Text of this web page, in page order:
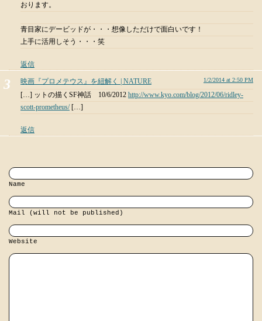
おります。
青目家にデービッドが・・・想像しただけで面白いです！
上手に活用しそう・・・笑
返信
映画『プロメテウス』を紐解く | NATURE 1/2/2014 at 2:50 PM
[…] ットの描くSF神話 10/6/2012 http://www.kyo.com/blog/2012/06/ridley-
scott-prometheus/[…]
返信
Name
Mail (will not be published)
Website